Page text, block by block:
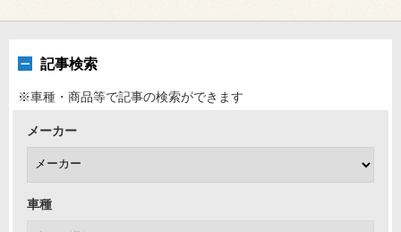
記事検索
※車種・商品等で記事の検索ができます
メーカー
車種